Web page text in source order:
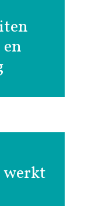
werkt